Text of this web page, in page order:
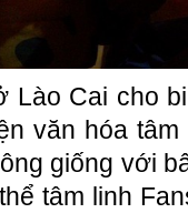
Lào Cai cho
văn hóa tâm
giống với
tâm linh